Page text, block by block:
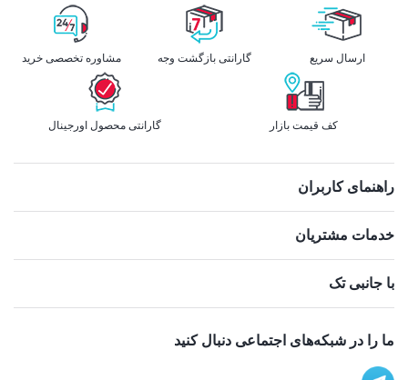
ارسال سریع گارانتی بازگشت وجه مشاوره تخصصی خرید
کف قیمت بازار گارانتی محصول اورجینال
راهنمای کاربران
خدمات مشتریان
با جانبی تک
ما را در شبکه‌های اجتماعی دنبال کنید